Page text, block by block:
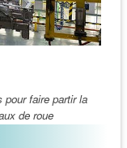
faire partir la
de roue